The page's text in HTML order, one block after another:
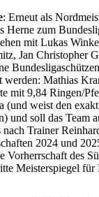
: Erneut als
Herne zum
mit Lukas
Jan Christopher
werden: Mathias
mit 9,84 Ringen/
(und weist den
und soll das Team
Trainer
2024 und
Vorherrschaft des
Meisterspiegel für